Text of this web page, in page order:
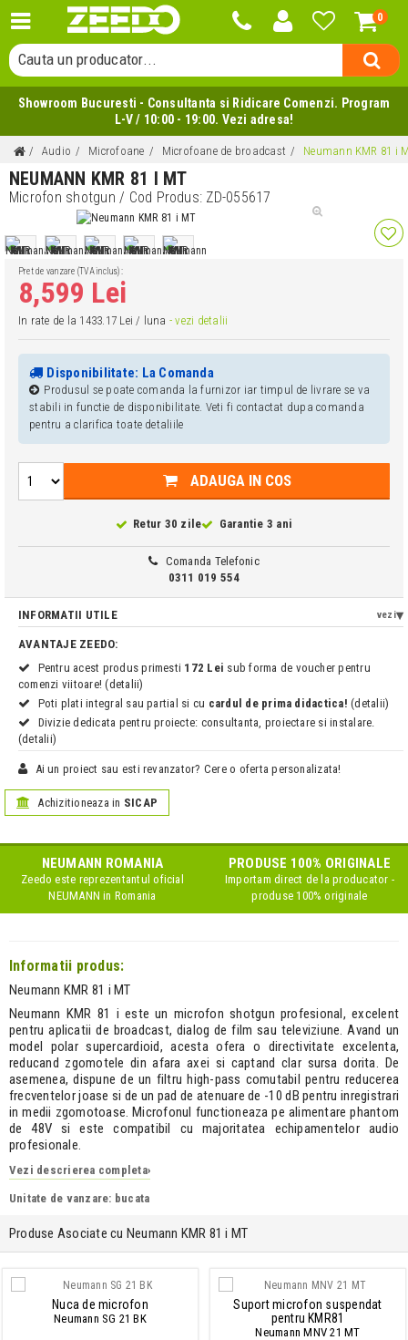
0
Cauta o categorie...
Cauta un producator...
Cauta un produs...
Showroom Bucuresti - Consultanta si Ridicare Comenzi. Program
L-V / 10:00 - 19:00. Vezi adresa!
Audio Microfoane Microfoane de broadcast Neumann KMR 81 i
NEUMANN KMR 81 I MT
Microfon shotgun/ Cod Produs: ZD-055617
Pret de vanzare (TVA inclus):
8,599 Lei
In rate de la 1433.17 Lei / luna - vezi detalii
Disponibilitate: La Comanda
Produsul se poate comanda la furnizor iar timpul de livrare se va
stabili in functie de disponibilitate. Veti fi contactat dupa comanda
pentru a clarifica toate detaliile
ADAUGA IN COS
Retur 30 zile Garantie 3 ani
Comanda Telefonic
0311 019 554
INFORMATII UTILE vezi
AVANTAJE ZEEDO:
Pentru acest produs primesti 172 Lei sub forma de voucher pentru
comenzi viitoare! (detalii)
Poti plati integral sau partial si cu cardul de prima didactica! (detalii)
Divizie dedicata pentru proiecte: consultanta, proiectare si instalare.
(detalii)
Ai un proiect sau esti revanzator? Cere o oferta personalizata!
Achizitioneaza in SICAP
NEUMANN ROMANIA
Zeedo este reprezentantul oficial
NEUMANN in Romania
PRODUSE 100% ORIGINALE
Importam direct de la producator -
produse 100% originale
Informatii produs:
Neumann KMR 81 i MT
Neumann KMR 81 i este un microfon shotgun profesional, excelent
pentru aplicatii de broadcast, dialog de film sau televiziune. Avand un
model polar supercardioid, acesta ofera o directivitate excelenta,
reducand zgomotele din afara axei si captand clar sursa dorita. De
asemenea, dispune de un filtru high-pass comutabil pentru reducerea
frecventelor joase si de un pad de atenuare de -10 dB pentru inregistrari
in medii zgomotoase. Microfonul functioneaza pe alimentare phantom
de 48V si este compatibil cu majoritatea echipamentelor audio
profesionale.
Vezi descrierea completa›
Unitate de vanzare: bucata
Produse Asociate cu Neumann KMR 81 i MT
Nuca de microfon
Neumann SG 21 BK
Suport microfon suspendat
pentru KMR81
Neumann MNV 21 MT